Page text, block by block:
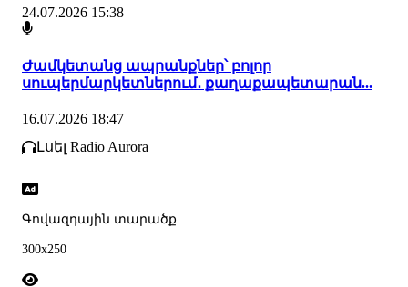
24.07.2026 15:38
Ժամկետանց ապրանքներ՝ բոլոր
սուպերմարկետներում․ քաղաքապետարան...
16.07.2026 18:47
Լսել Radio Aurora
Գովազդային տարածք
300x250